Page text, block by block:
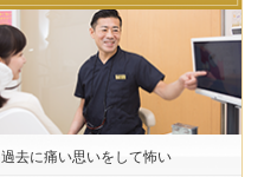
過去に痛い思いをして怖い